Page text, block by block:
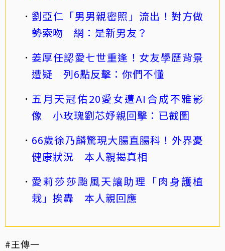
劉亞仁「男男親密照」流出！對方做
勢索吻 網：是新男友？
姜厚任認愛七世重逢！女友學歷背景
遭疑 列6點反擊：你們不懂
五月天冠佑20愛女遭AI合成不雅影
像 小玫瑰劉芯妤親回擊：已截圖
66歲徐乃麟驚現大腸直腸科！外界憂
健康狀況 本人親揭真相
愛莉莎莎颱風天讓助理「肉身護植
栽」挨轟 本人親回應
#王傳一